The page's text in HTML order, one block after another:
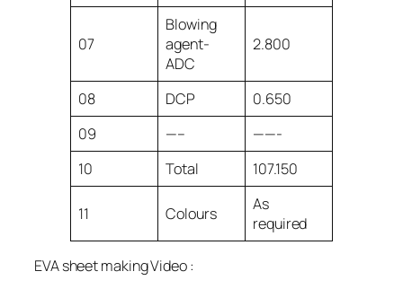
07
Blowing
agent-
ADC
2.800
08 DCP
0.650
09
—–
——-
10
Total 107.150
11 Colours
As
required
EVA sheet making Video :